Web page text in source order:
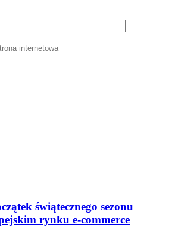
świątecznego sezonu
rynku e-commerce